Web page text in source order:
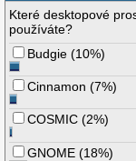
Které desktopové
používáte?
Budgie (10%)
Cinnamon (7%)
COSMIC (2%)
GNOME (18%)